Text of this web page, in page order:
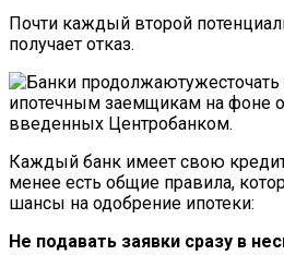
Почти каждый второй
получает отказ.
Каждый банк имеет свою
менее есть общие правила,
шансы на одобрение ипотеки:
Не подавать заявки сразу в